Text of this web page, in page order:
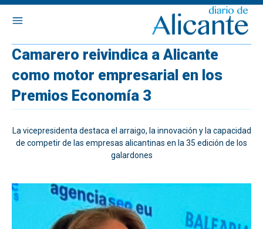
Camarero reivindica a Alicante
como motor empresarial en los
Premios Economía 3
La vicepresidenta destaca el arraigo, la innovación y la capacidad
de competir de las empresas alicantinas en la 35 edición de los
galardones